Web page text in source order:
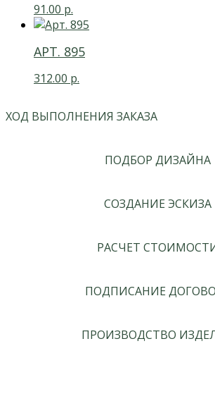
91.00 р.
АРТ. 895
312.00 р.
ХОД ВЫПОЛНЕНИЯ ЗАКАЗА
ПОДБОР ДИЗАЙНА
СОЗДАНИЕ ЭСКИЗА
РАСЧЕТ
ПОДПИСАНИЕ
ПРОИЗВОДСТВО